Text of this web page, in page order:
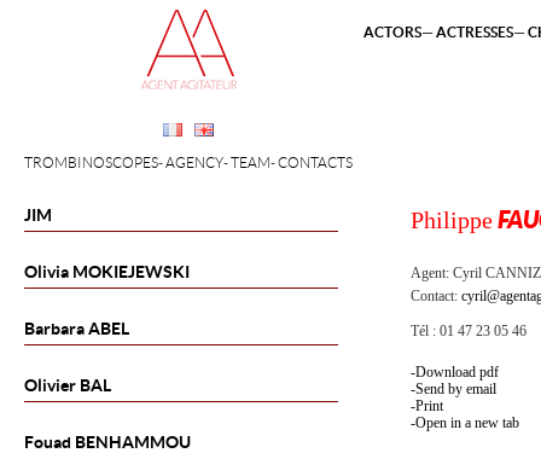
JIM
Olivia MOKIEJEWSKI
BarbaraABEL
Olivier BAL
Fouad BENHAMMOU
TROMBINOSCOPES AGENCY TEAM CONTACTS
ACTORS ACTRESSES
Philippe
Agent: Cyril
Contact:
Tél : 01 47 23 05 46
Download pdf
Send by email
Print
Open in a new tab